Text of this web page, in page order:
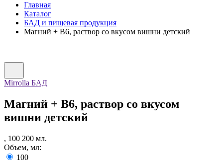
Главная
Каталог
БАД и пищевая продукция
Магний + В6, раствор со вкусом вишни детский
Mirrolla БАД
Магний + В6, раствор со вкусом
вишни детский
, 100 200 мл.
Объем, мл:
100